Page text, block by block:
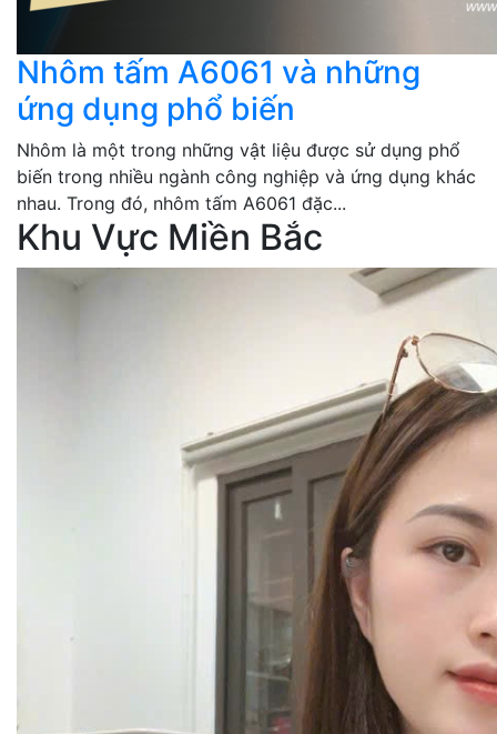
Nhôm tấm A6061 và những
ứng dụng phổ biến
Nhôm là một trong những vật liệu được sử dụng phổ
biến trong nhiều ngành công nghiệp và ứng dụng khác
nhau. Trong đó, nhôm tấm A6061 đặc...
Khu Vực Miền Bắc